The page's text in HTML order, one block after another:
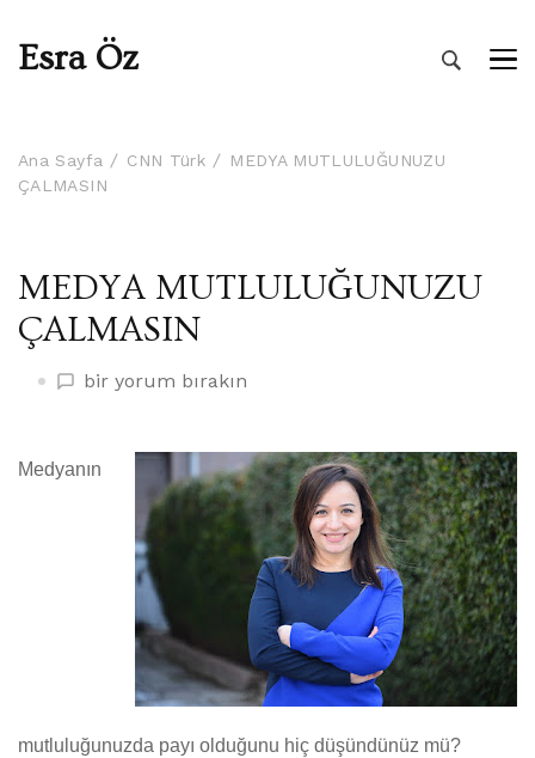
Esra Öz
Ana Sayfa CNN Türk
MEDYA MUTLULUĞUNUZU
ÇALMASIN
MEDYA MUTLULUĞUNUZU
ÇALMASIN
MEDYA
üzerine
bir yorum bırakın
Medyanın
mutluluğunuzda payı olduğunu hiç düşündünüz mü?